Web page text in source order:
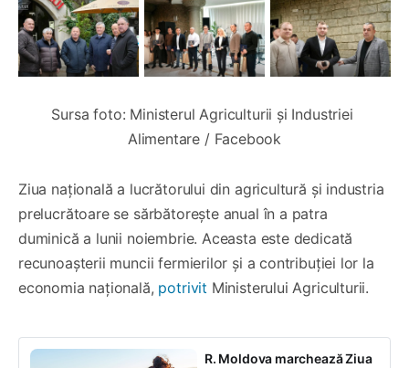
Sursa foto: Ministerul Agriculturii și Industriei
Alimentare / Facebook
Ziua națională a lucrătorului din agricultură și industria
prelucrătoare se sărbătorește anual în a patra
duminică a lunii noiembrie. Aceasta este dedicată
recunoașterii muncii fermierilor și a contribuției lor la
economia națională, potrivit Ministerului Agriculturii.
R. Moldova marchează Ziua